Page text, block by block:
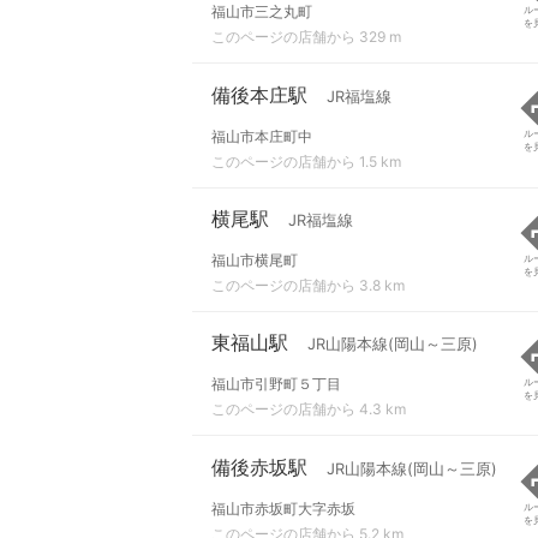
福山市三之丸町
このページの店舗から 329 m
ル
を
備後本庄駅 JR福塩線
福山市本庄町中
このページの店舗から 1.5 km
ル
を
横尾駅 JR福塩線
福山市横尾町
このページの店舗から 3.8 km
ル
を
東福山駅 JR山陽本線(岡山～三原)
福山市引野町５丁目
このページの店舗から 4.3 km
ル
を
備後赤坂駅 JR山陽本線(岡山～三原)
福山市赤坂町大字赤坂
このページの店舗から 5.2 km
ル
を